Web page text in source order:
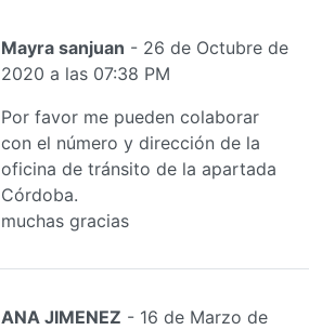
Mayra sanjuan - 26 de Octubre de
2020 a las 07:38 PM
Por favor me pueden colaborar
con el número y dirección de la
oficina de tránsito de la apartada
Córdoba.
muchas gracias
ANA JIMENEZ - 16 de Marzo de